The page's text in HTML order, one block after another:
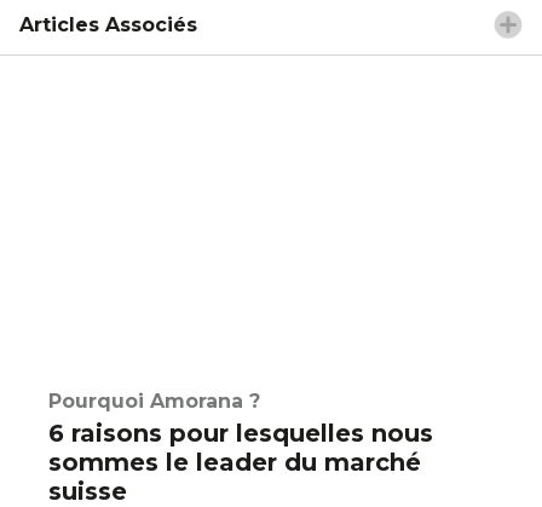
Articles Associés
Pourquoi Amorana ?
6 raisons pour lesquelles nous
sommes le leader du marché
suisse